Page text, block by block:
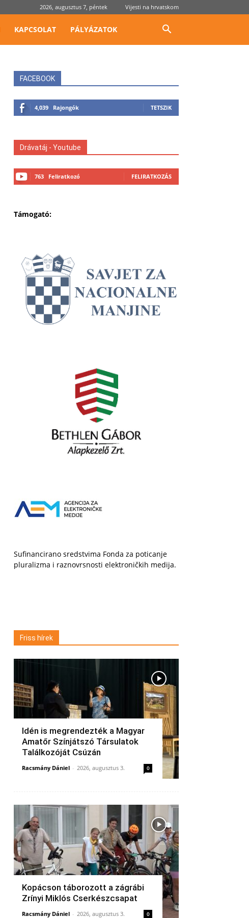
2026, augusztus 7, péntek Vijesti na hrvatskom
KAPCSOLAT PÁLYÁZATOK
FACEBOOK
4,039 Rajongók TETSZIK
Drávatáj - Youtube
763 Feliratkozó FELIRATKOZÁS
Támogató:
Sufinancirano sredstvima Fonda za poticanje
pluralizma i raznovrsnosti elektroničkih medija.
Friss hírek
Idén is megrendezték a Magyar
Amatőr Színjátszó Társulatok
Találkozóját Csúzán
Racsmány Dániel - 2026, augusztus 3. 0
Kopácson táborozott a zágrábi
Zrínyi Miklós Cserkészcsapat
Racsmány Dániel - 2026, augusztus 3. 0